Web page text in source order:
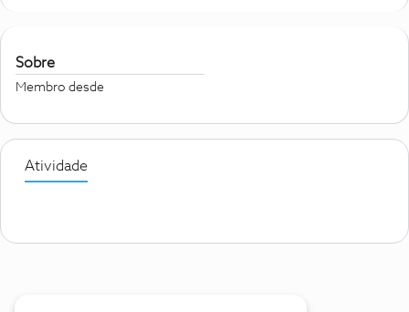
Sobre
Membro desde
Atividade